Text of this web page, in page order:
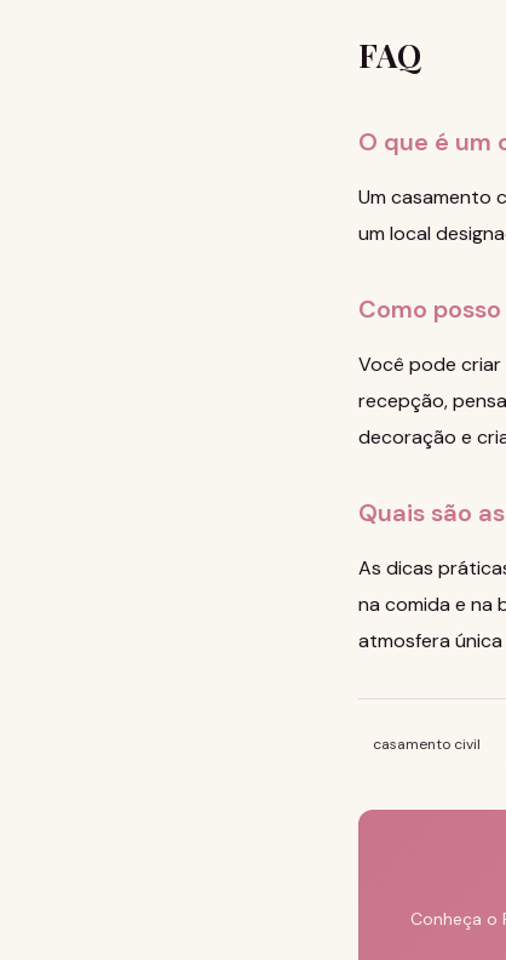
FAQ
O que é um
Um casamento
um local
Como
Você pode
recepção,
decoração e
Quais são
As dicas
na comida e na
atmosfera
casamento civil
Conheça o